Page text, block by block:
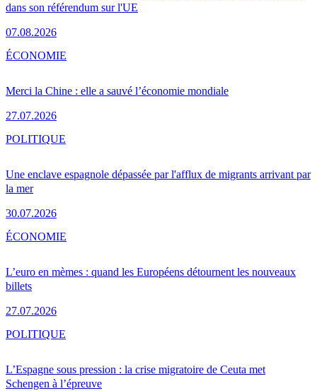
dans son référendum sur l'UE
07.08.2026
Merci la Chine : elle a sauvé l’économie mondiale
27.07.2026
ÉCONOMIE
Une enclave espagnole dépassée par l'afflux de migrants arrivant par
la mer
30.07.2026
POLITIQUE
L’euro en mèmes : quand les Européens détournent les nouveaux
billets
27.07.2026
ÉCONOMIE
L’Espagne sous pression : la crise migratoire de Ceuta met
Schengen à l’épreuve
POLITIQUE